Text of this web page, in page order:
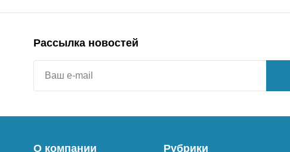
Рассылка новостей
О компании Рубрики